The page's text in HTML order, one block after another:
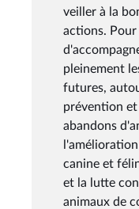
veiller à la
actions.
pleinement
futures,
prévention
abandons
canine et
et la lutte
animaux de